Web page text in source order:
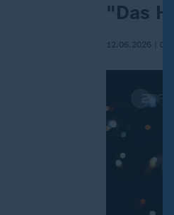
"Das
12.06.2026 |